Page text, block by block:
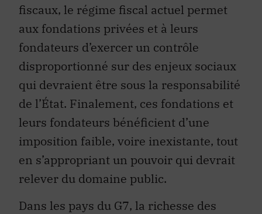
fiscaux, le régime fiscal actuel permet
aux fondations privées et à leurs
fondateurs d’exercer un contrôle
disproportionné sur des enjeux sociaux
qui devraient être sous la responsabilité
de l’État. Finalement, ces fondations et
leurs fondateurs bénéficient d’une
imposition faible, voire inexistante, tout
en s’appropriant un pouvoir qui devrait
relever du domaine public.
Dans les pays du G7, la richesse des